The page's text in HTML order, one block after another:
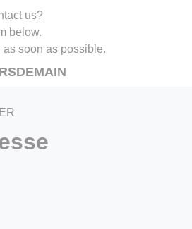
us?
below.
as soon as possible.